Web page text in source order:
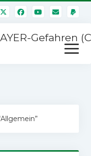
Gefahren
Menü
öffnen